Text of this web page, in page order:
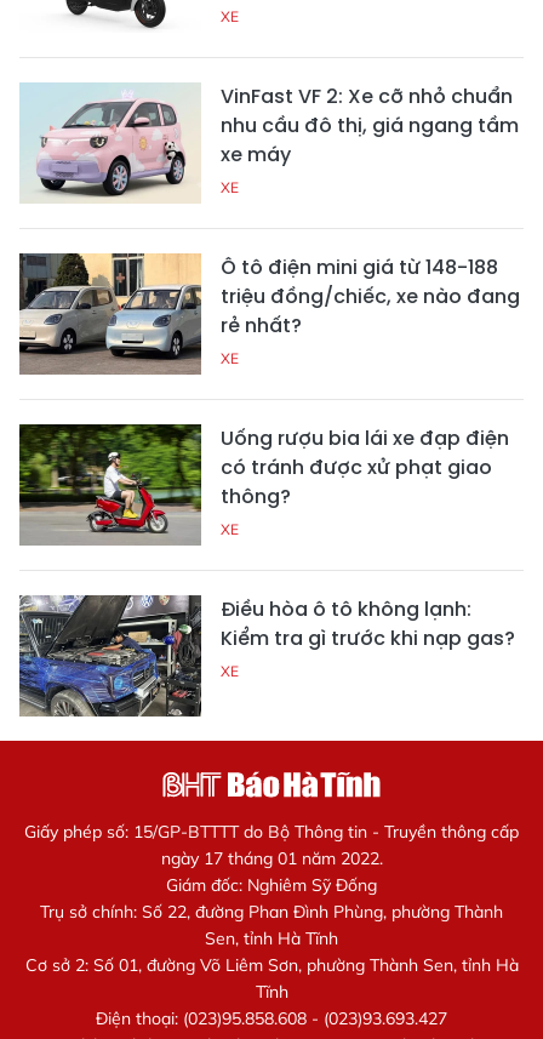
XE
VinFast VF 2: Xe cỡ nhỏ chuẩn
nhu cầu đô thị, giá ngang tầm
xe máy
XE
Ô tô điện mini giá từ 148-188
triệu đồng/chiếc, xe nào đang
rẻ nhất?
XE
Uống rượu bia lái xe đạp điện
có tránh được xử phạt giao
thông?
XE
Điều hòa ô tô không lạnh:
Kiểm tra gì trước khi nạp gas?
XE
Giấy phép số: 15/GP-BTTTT do Bộ Thông tin - Truyền thông cấp
ngày 17 tháng 01 năm 2022.
Giám đốc: Nghiêm Sỹ Đống
Trụ sở chính: Số 22, đường Phan Đình Phùng, phường Thành
Sen, tỉnh Hà Tĩnh
Cơ sở 2: Số 01, đường Võ Liêm Sơn, phường Thành Sen, tỉnh Hà
Tĩnh
Điện thoại: (023)95.858.608 - (023)93.693.427